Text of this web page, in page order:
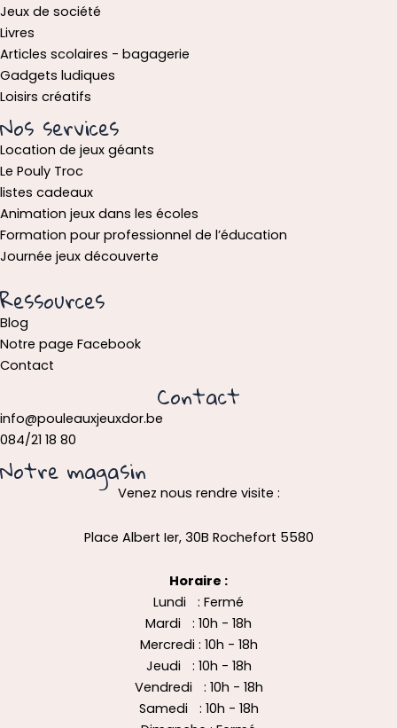
Jeux de société
Livres
Articles scolaires - bagagerie
Gadgets ludiques
Loisirs créatifs
Nos services
Location de jeux géants
Le Pouly Troc
listes cadeaux
Animation jeux dans les écoles
Formation pour professionnel de l’éducation
Journée jeux découverte
Ressources
Blog
Notre page Facebook
Contact
Contact
info@pouleauxjeuxdor.be
084/21 18 80
Notre magasin
Venez nous rendre visite :
Place Albert Ier, 30B Rochefort 5580
Horaire :
Lundi : Fermé
Mardi : 10h - 18h
Mercredi : 10h - 18h
Jeudi : 10h - 18h
Vendredi : 10h - 18h
Samedi : 10h - 18h